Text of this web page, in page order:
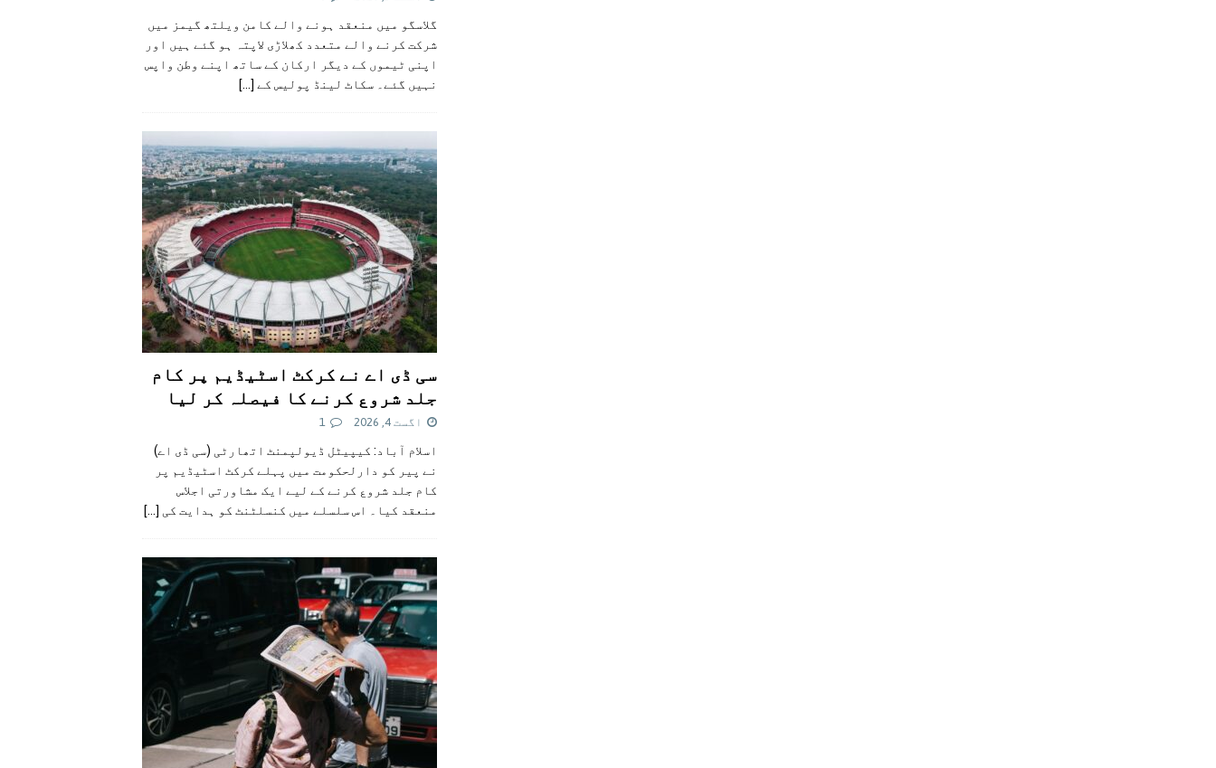
گلاسگو میں منعقد ہونے والے کامن ویلتھ گیمز میں
شرکت کرنے والے متعدد کھلاڑی لاپتہ ہو گئے ہیں اور
اپنی ٹیموں کے دیگر ارکان کے ساتھ اپنے وطن واپس
نہیں گئے۔ سکاٹ لینڈ پولیس کے [...]
سی ڈی اے نے کرکٹ اسٹیڈیم پر کام
جلد شروع کرنے کا فیصلہ کر لیا
اگست 4, 2026 1
اسلام آباد: کیپیٹل ڈیولپمنٹ اتھارٹی (سی ڈی اے)
نے پیر کو دارلحکومت میں پہلے کرکٹ اسٹیڈیم پر
کام جلد شروع کرنے کے لیے ایک مشاورتی اجلاس
منعقد کیا۔ اس سلسلے میں کنسلٹنٹ کو ہدایت کی [...]